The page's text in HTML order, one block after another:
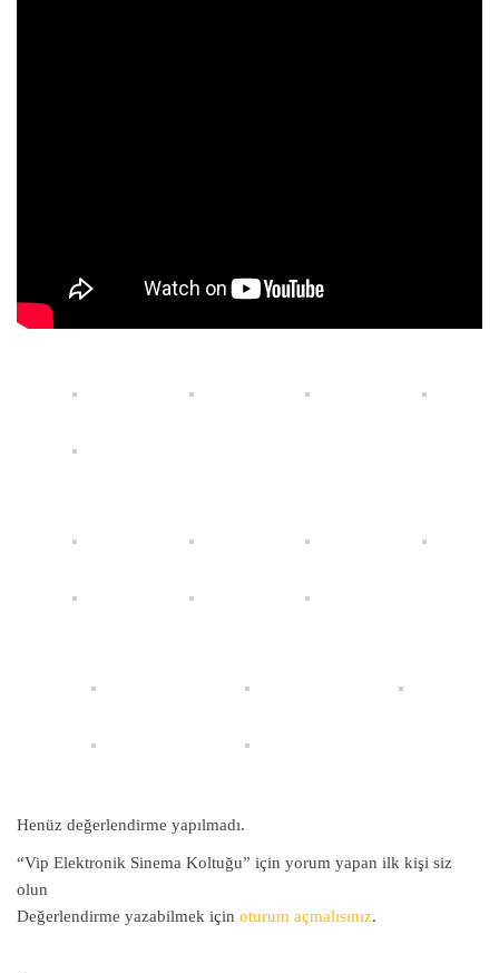
Henüz değerlendirme yapılmadı.
“Vip Elektronik Sinema Koltuğu” için yorum yapan ilk kişi siz
olun
Değerlendirme yazabilmek için oturum açmalısınız.